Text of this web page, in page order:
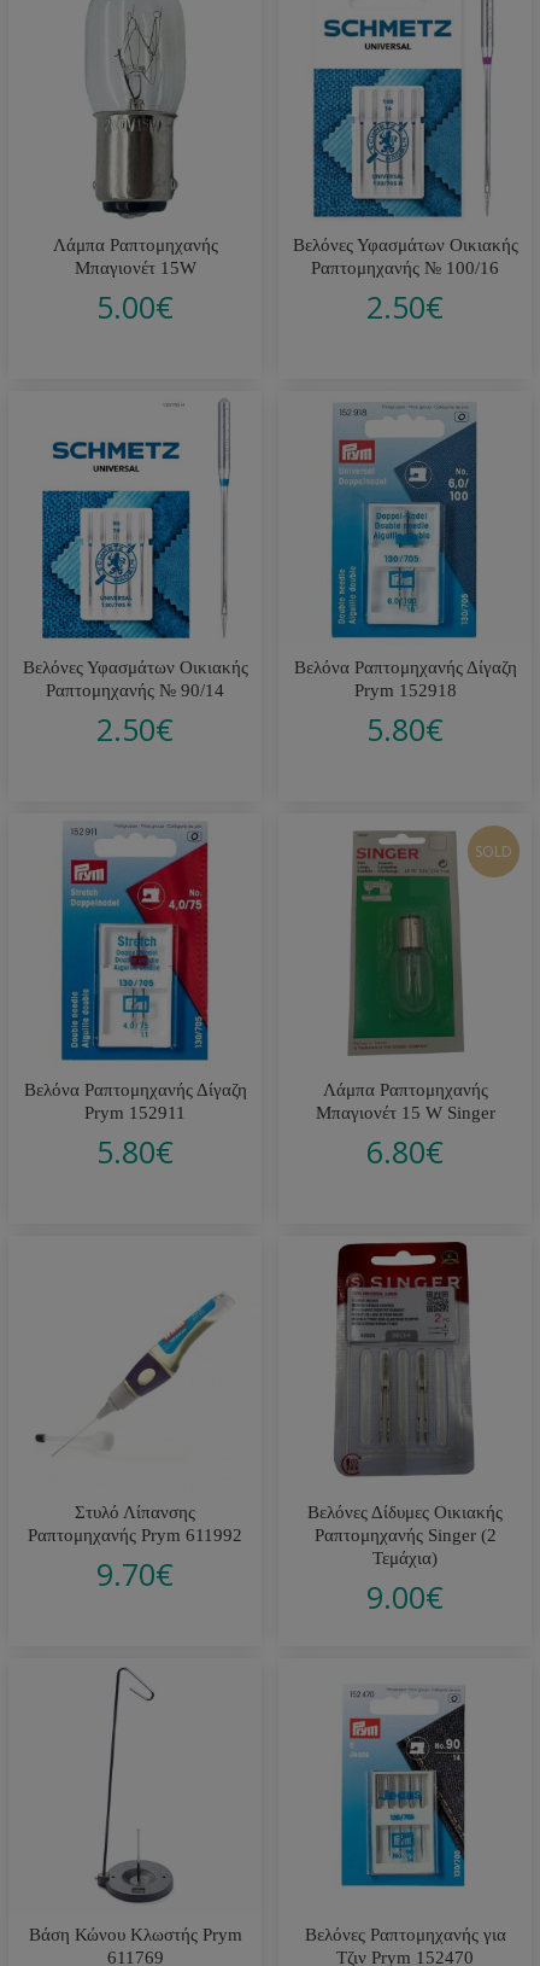
Λάμπα Ραπτομηχανής
Μπαγιονέτ 15W
5.00€
Βελόνες Υφασμάτων Οικιακής
Ραπτομηχανής № 100/16
2.50€
Βελόνες Υφασμάτων Οικιακής
Ραπτομηχανής № 90/14
2.50€
Βελόνα Ραπτομηχανής Δίγαζη
Prym 152918
5.80€
Βελόνα Ραπτομηχανής Δίγαζη
Prym 152911
5.80€
SOLD
Λάμπα Ραπτομηχανής
Μπαγιονέτ 15 W Singer
6.80€
Στυλό Λίπανσης
Ραπτομηχανής Prym 611992
9.70€
Βελόνες Δίδυμες Οικιακής
Ραπτομηχανής Singer (2
Τεμάχια)
9.00€
Βάση Κώνου Κλωστής Prym
611769
Βελόνες Ραπτομηχανής για
Τζιν Prym 152470